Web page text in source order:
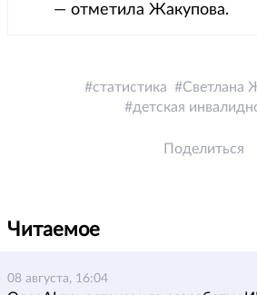
— отметила Жакупова.
статистика
Светлана
детская
Поделиться
Читаемое
08 августа, 16:04